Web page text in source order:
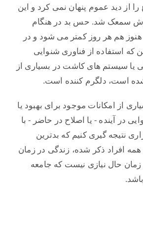
از دید عموم پنهان نمی کرد و این
سمعک شد. حس بد در هنگام
هم هر روز کمتر می شود و در
که استفاده از فناوری شنوایی
سیستم های کاشت در بسیاری از
شده است، دلگرم کننده است.
از امکانات موجود برای بهبود یا
در آینده - یا اصلاح در حاضر - با
نتیجه گیری کنیم که بدترین
افراد ذکر شده، زندگی در زمان
حال نیازی نیست که جامعه